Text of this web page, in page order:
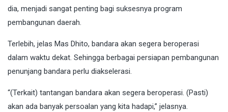
dia, menjadi sangat penting bagi suksesnya program
pembangunan daerah.
Terlebih, jelas Mas Dhito, bandara akan segera beroperasi
dalam waktu dekat. Sehingga berbagai persiapan pembangunan
penunjang bandara perlu diakselerasi.
“(Terkait) tantangan bandara akan segera beroperasi. (Pasti)
akan ada banyak persoalan yang kita hadapi,” jelasnya.